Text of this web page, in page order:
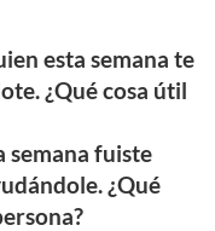
esta semana te
¿Qué cosa útil
semana fuiste
¿Qué